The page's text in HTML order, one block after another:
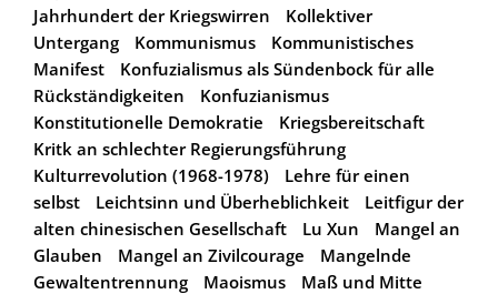
Jahrhundert der Kriegswirren
Kollektiver
Untergang
Kommunismus
Kommunistisches
Manifest
Konfuzialismus als Sündenbock für alle
Rückständigkeiten
Konfuzianismus
Konstitutionelle Demokratie
Kriegsbereitschaft
Kritk an schlechter Regierungsführung
Kulturrevolution (1968-1978)
Lehre für einen
selbst
Leichtsinn und Überheblichkeit
Leitfigur der
alten chinesischen Gesellschaft
Lu Xun
Mangel an
Glauben
Mangel an Zivilcourage
Mangelnde
Gewaltentrennung
Maoismus
Maß und Mitte